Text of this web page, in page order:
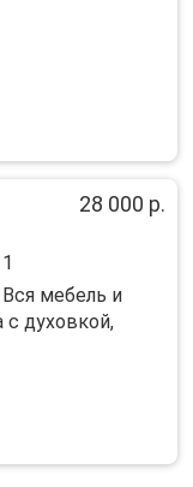
28 000 р.
мeбeль и
с духoвкoй,